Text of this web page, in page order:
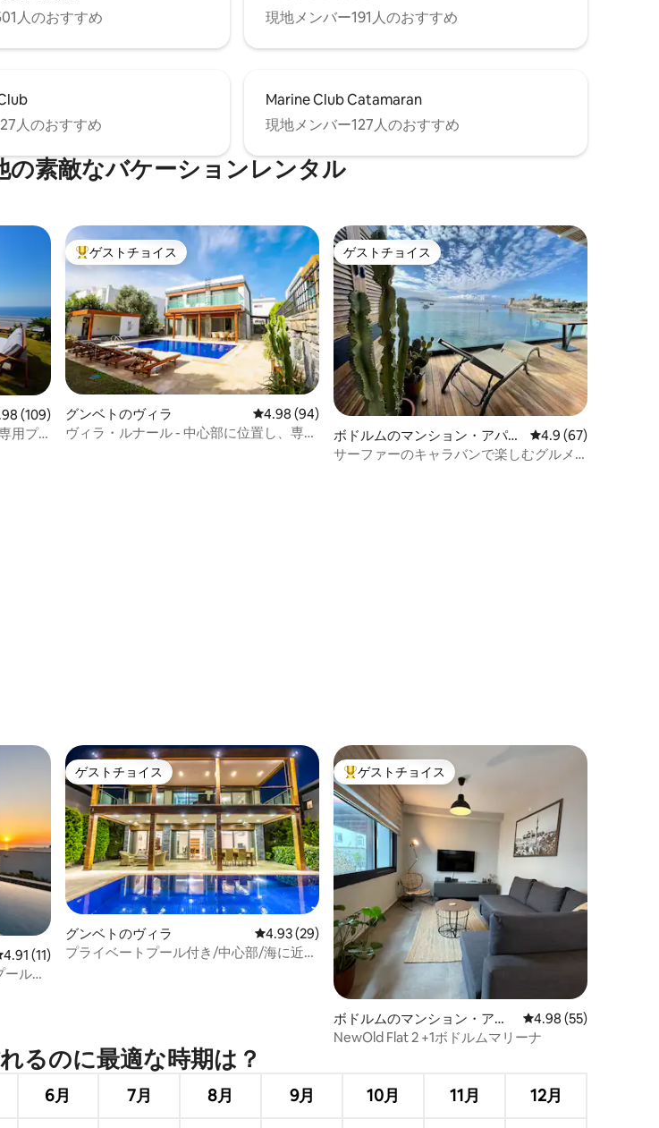
人のおすすめ
現地メンバー191人のおすすめ
人のおすすめ
Marine Club Catamaran
現地メンバー127人のおすすめ
素敵なバケーションレンタル
ュー109件、5つ星中4.98つ星の平均評価
(109)
用プ
大好評のゲストチョイスです。
ゲストチョイス
グンベトのヴィラ レビュー94件、5つ星中4.98つ星の平均評価
4.98 (94)
ヴィラ・ルナール - 中心部に位置し、専用
ゲストチョイス
ゲストチョイス
ボドルムのマンション・アパー
ト
レビュー67件、5つ
4.9 (67)
サーファーのキャラバンで楽しむグルメ
ビュー11件、5つ星中4.91つ星の平均評価
4.91 (11)
ルヴ
ゲストチョイス
ゲストチョイス
グンベトのヴィラ レビュー29件、5つ星中4.93つ星の平均評価
4.93 (29)
プライベートプール付き/中心部/海に近い
大好評のゲストチョイスです。
ゲストチョイス
ボドルムのマンション・アパ
ート
レビュー55件、5つ星
4.98 (55)
NewOld Flat 2 +1ボドルムマリーナ
るの⁠に最⁠適⁠な時⁠期⁠は⁠？
6月 7月 8月 9月 10月 11月 12月